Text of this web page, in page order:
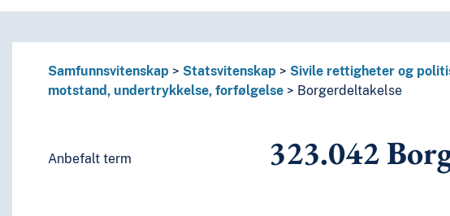
måter
Samfunnsvitenskap Statsvitenskap Sivile rettigheter og
motstand, undertrykkelse, forfølgelse
Borgerdeltakelse
Anbefalt term 323.042